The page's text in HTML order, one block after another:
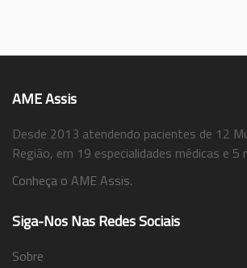
AME Assis
Desde 2013 atendendo pacientes de 12
Região, em 19 especialidades médicas e 5
Conheça o AME Assis.
Siga-Nos Nas Redes Sociais
Sobre